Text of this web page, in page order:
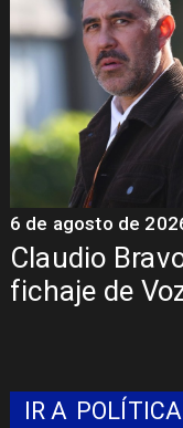
euforia sobre
IR A POLÍTICA